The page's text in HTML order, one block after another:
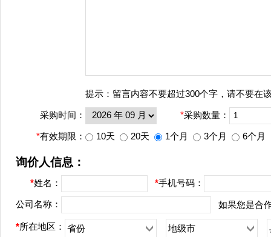
提示：留言内容不要超过300个字，请不要在
采购时间： *采购数量：
*有效期限： 10天 20天 1个月 3个月 6个月
询价人信息：
*姓名： *手机号码：
公司名称： 如果您是合
*所在地区： 省份 地级市